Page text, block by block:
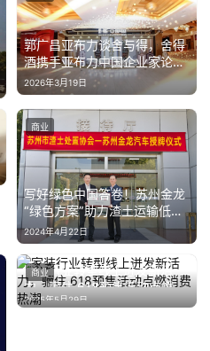
郭广昌亚布力谈舍与得，舍得
酒携手亚布力中国企业家论坛
扩容“高端朋友圈”
2026年3月19日
写好绿色中国答卷！苏州金龙
“绿色方案”助力渣土运输低碳
转型
2024年4月22日
商业
家装行业转型线上迸发新活
力，骊住 618预售活动点燃消
费热潮
2025年5月29日
商业